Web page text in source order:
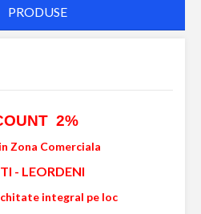
PRODUSE
2%
Zona Comerciala
- LEORDENI
integral pe loc